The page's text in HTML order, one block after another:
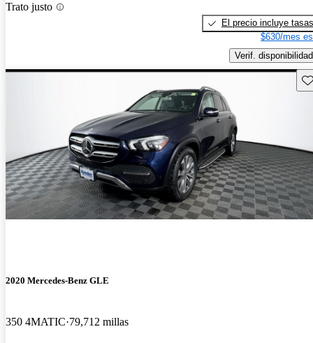
Trato justo
El precio incluye tasas
$630/mes
Verif. disponibilidad
2020 Mercedes-Benz GLE
350 4MATIC 79,712 millas